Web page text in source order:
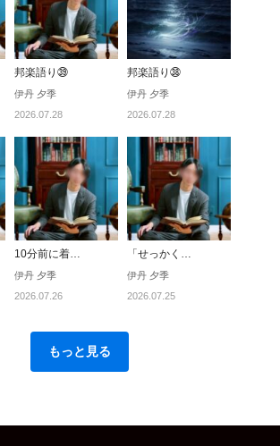
邦楽語り㊴
伊丹 夕季
2026.07.28
邦楽語り㊳
伊丹 夕季
2026.07.28
10分前に着…
伊丹 夕季
2026.07.26
「せっかく…
伊丹 夕季
2026.07.25
もっと見る